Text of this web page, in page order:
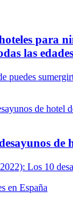
para
las
puedes
de
Los 10